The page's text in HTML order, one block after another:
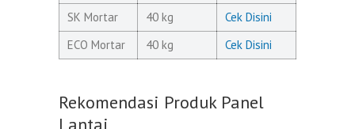
SK Mortar 40 kg
Cek Disini
ECO Mortar
40 kg Cek Disini
Rekomendasi Produk Panel
Lantai